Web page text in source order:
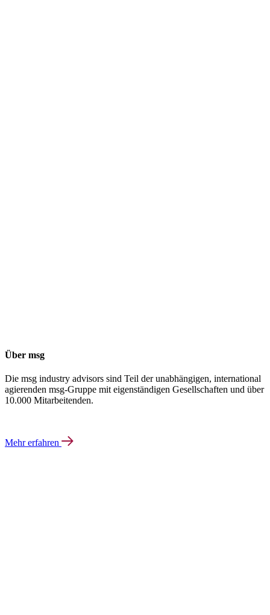
Über msg
Die msg industry advisors sind Teil der unabhängigen, international
agierenden msg-Gruppe mit eigenständigen Gesellschaften und über
10.000 Mitarbeitenden.
Mehr erfahren